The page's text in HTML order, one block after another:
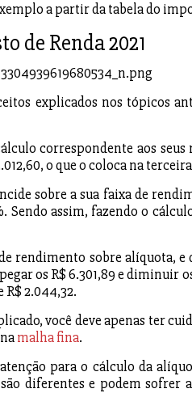
a partir da tabela do
de Renda 2021
explicados nos tópicos
correspondente aos
o que o coloca na
sobre a sua faixa de
Sendo assim, fazendo o
rendimento sobre alíquota,
os R$ 6.301,89 e diminuir
R$ 2.044,32.
você deve apenas ter
malha fina.
para o cálculo da
diferentes e podem